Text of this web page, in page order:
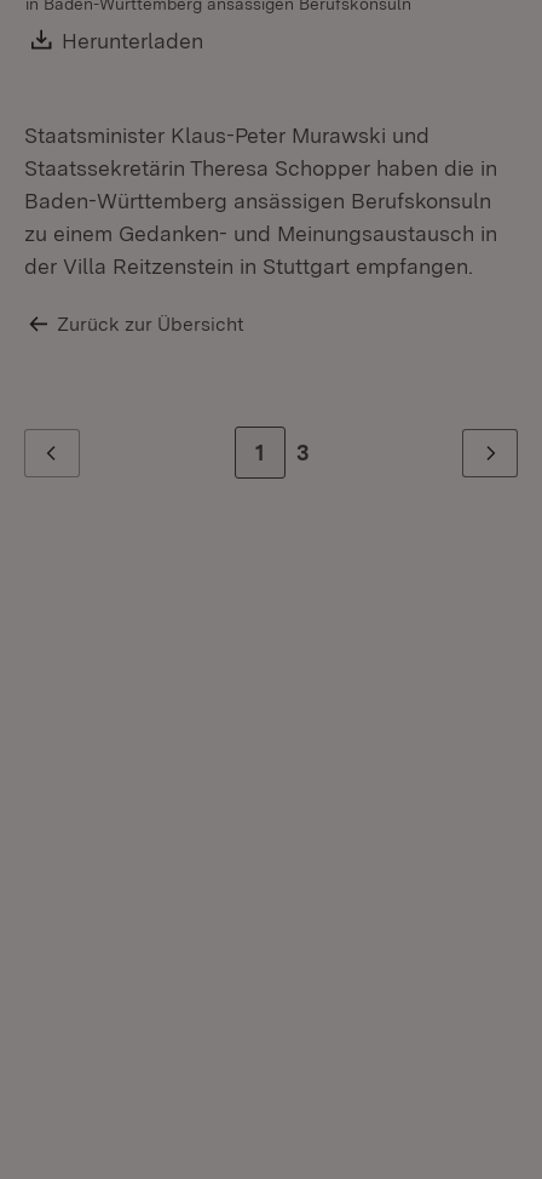
Download:
Herunterladen
Staatsminister Klaus-Peter Murawski und
Staatssekretärin Theresa Schopper haben die in
Baden-Württemberg ansässigen Berufskonsuln
zu einem Gedanken- und Meinungsaustausch in
der Villa Reitzenstein in Stuttgart empfangen.
Zurück zur Übersicht
Zur Seite
1 Zur letzten Seite
3 Weiter